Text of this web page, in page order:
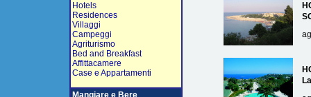
Hotels
Residences
Villaggi
Campeggi
Agriturismo
Bed and Breakfast
Affittacamere
Case e Appartamenti
Mangiare e Bere